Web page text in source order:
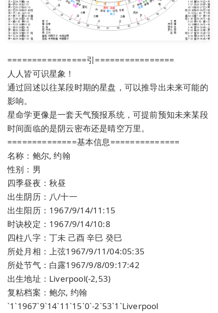
================引================
人人皆可识星象！
通过回述以往某段时期的星盘，可以推导出未来可能的
影响。
星命学更像是一套天气预报系统，可提前预知未来某段
时间面临的是阴云密布还是晴空万里。
==============基本信息==============
名称：鲍尔, 约翰
性别：男
四季昼夜：秋昼
出生阴历：八/十一
出生阳历：1967/9/14/11:15
时诀校定：1967/9/14/10:8
四柱八字：丁未 己酉 辛巳 癸巳
所处月相：上弦1967/9/11/04:05:35
所处节气：白露1967/9/8/09:17:42
出生地址：Liverpool(-2,53)
复粘档案：鲍尔, 约翰
`1`1967`9`14`11`15`0`-2`53`1`Liverpool